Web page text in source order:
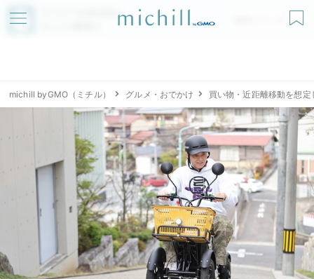
アプリでmichillが
無料ダウンロード
michill byGMO（ミチル） グルメ・おでかけ 買い物・近距離移動を想